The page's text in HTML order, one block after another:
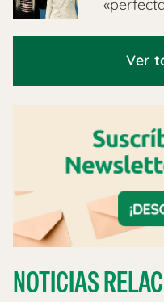
Ver
NOTICIAS